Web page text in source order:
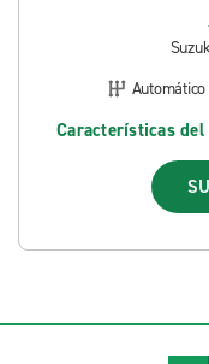
Automático
Características